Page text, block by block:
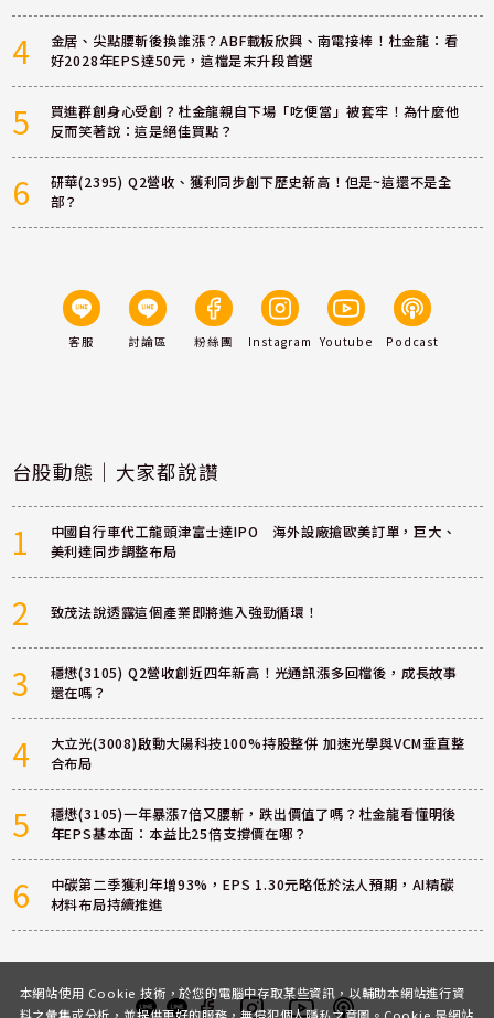
4
金居、尖點腰斬後換誰漲？ABF載板欣興、南電接棒！杜金龍：看
好2028年EPS達50元，這檔是末升段首選
5
買進群創身心受創？杜金龍親自下場「吃便當」被套牢！為什麼他
反而笑著說：這是絕佳買點？
6
研華(2395) Q2營收、獲利同步創下歷史新高！但是~這還不是全
部？
客服 討論區 粉絲團 Instagram Youtube Podcast
台股動態｜大家都說讚
1
中國自行車代工龍頭津富士達IPO 海外設廠搶歐美訂單，巨大、
美利達同步調整布局
2 致茂法說透露這個產業即將進入強勁循環！
3
穩懋(3105) Q2營收創近四年新高！光通訊漲多回檔後，成長故事
還在嗎？
4
大立光(3008)啟動大陽科技100%持股整併 加速光學與VCM垂直整
合布局
5
穩懋(3105)一年暴漲7倍又腰斬，跌出價值了嗎？杜金龍看懂明後
年EPS基本面：本益比25倍支撐價在哪？
6
中碳第二季獲利年增93%，EPS 1.30元略低於法人預期，AI精碳
材料布局持續推進
本網站使用 Cookie 技術，於您的電腦中存取某些資訊，以輔助本網站進行資